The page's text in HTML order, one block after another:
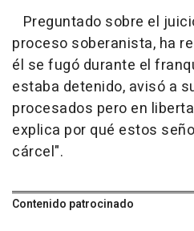
Preguntado sobre el
proceso soberanista, ha
él se fugó durante el
estaba detenido, avisó a
procesados pero en
explica por qué estos
cárcel".
Contenido patrocinado